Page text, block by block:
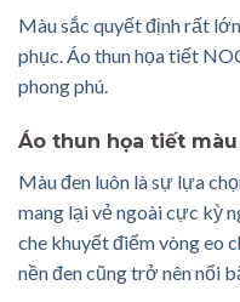
Màu sắc quyết định rất
phục. Áo thun họa tiết
phong phú.
Áo thun họa tiết
Màu đen luôn là sự lựa
mang lại vẻ ngoài cực kỳ
che khuyết điểm vòng eo
nền đen cũng trở nên nổi